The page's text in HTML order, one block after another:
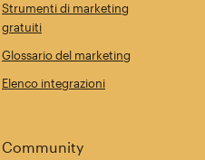
Strumenti di marketing
gratuiti
Glossario del marketing
Elenco integrazioni
Community